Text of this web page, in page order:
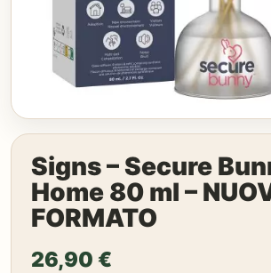
Signs – Secure
Home 80 ml –
FORMATO
26,90 €